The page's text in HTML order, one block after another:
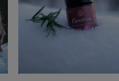
annuus seed oil, Camellia
oleifera, Simmondsia
chinensis, Rosa rugosa flower
petal, Tocopherol, Rosa